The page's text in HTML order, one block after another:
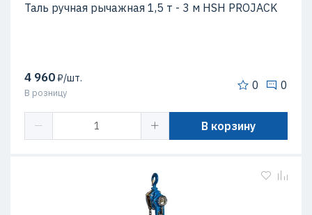
Таль ручная рычажная 1,5 т - 3 м HSH PROJACK
4 960₽/шт.
В розницу
0 0
В корзину